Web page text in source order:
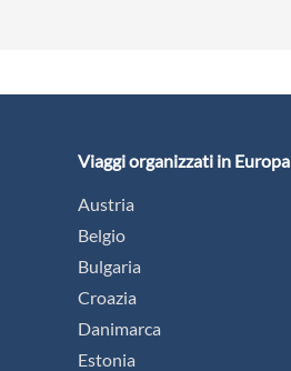
Viaggi organizzati in Europa
Austria
Belgio
Bulgaria
Croazia
Danimarca
Estonia